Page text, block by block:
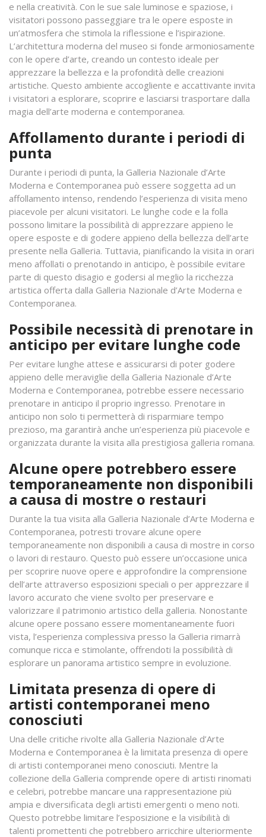
e nella creatività. Con le sue sale luminose e spaziose, i
visitatori possono passeggiare tra le opere esposte in
un’atmosfera che stimola la riflessione e l’ispirazione.
L’architettura moderna del museo si fonde armoniosamente
con le opere d’arte, creando un contesto ideale per
apprezzare la bellezza e la profondità delle creazioni
artistiche. Questo ambiente accogliente e accattivante invita
i visitatori a esplorare, scoprire e lasciarsi trasportare dalla
magia dell’arte moderna e contemporanea.
Affollamento durante i periodi di
punta
Durante i periodi di punta, la Galleria Nazionale d’Arte
Moderna e Contemporanea può essere soggetta ad un
affollamento intenso, rendendo l’esperienza di visita meno
piacevole per alcuni visitatori. Le lunghe code e la folla
possono limitare la possibilità di apprezzare appieno le
opere esposte e di godere appieno della bellezza dell’arte
presente nella Galleria. Tuttavia, pianificando la visita in orari
meno affollati o prenotando in anticipo, è possibile evitare
parte di questo disagio e godersi al meglio la ricchezza
artistica offerta dalla Galleria Nazionale d’Arte Moderna e
Contemporanea.
Possibile necessità di prenotare in
anticipo per evitare lunghe code
Per evitare lunghe attese e assicurarsi di poter godere
appieno delle meraviglie della Galleria Nazionale d’Arte
Moderna e Contemporanea, potrebbe essere necessario
prenotare in anticipo il proprio ingresso. Prenotare in
anticipo non solo ti permetterà di risparmiare tempo
prezioso, ma garantirà anche un’esperienza più piacevole e
organizzata durante la visita alla prestigiosa galleria romana.
Alcune opere potrebbero essere
temporaneamente non disponibili
a causa di mostre o restauri
Durante la tua visita alla Galleria Nazionale d’Arte Moderna e
Contemporanea, potresti trovare alcune opere
temporaneamente non disponibili a causa di mostre in corso
o lavori di restauro. Questo può essere un’occasione unica
per scoprire nuove opere e approfondire la comprensione
dell’arte attraverso esposizioni speciali o per apprezzare il
lavoro accurato che viene svolto per preservare e
valorizzare il patrimonio artistico della galleria. Nonostante
alcune opere possano essere momentaneamente fuori
vista, l’esperienza complessiva presso la Galleria rimarrà
comunque ricca e stimolante, offrendoti la possibilità di
esplorare un panorama artistico sempre in evoluzione.
Limitata presenza di opere di
artisti contemporanei meno
conosciuti
Una delle critiche rivolte alla Galleria Nazionale d’Arte
Moderna e Contemporanea è la limitata presenza di opere
di artisti contemporanei meno conosciuti. Mentre la
collezione della Galleria comprende opere di artisti rinomati
e celebri, potrebbe mancare una rappresentazione più
ampia e diversificata degli artisti emergenti o meno noti.
Questo potrebbe limitare l’esposizione e la visibilità di
talenti promettenti che potrebbero arricchire ulteriormente